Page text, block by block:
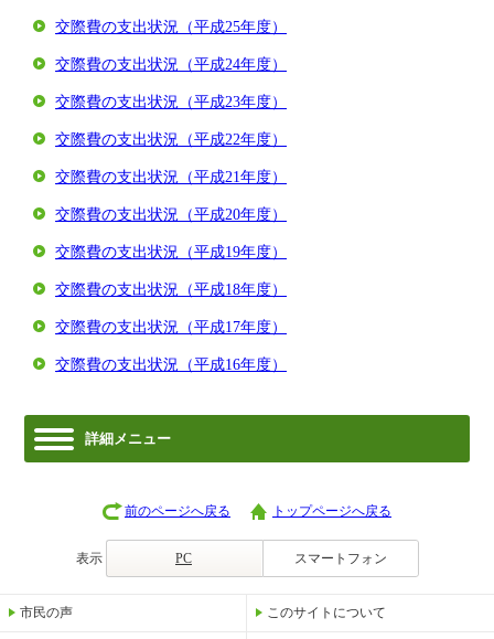
交際費の支出状況（平成25年度）
交際費の支出状況（平成24年度）
交際費の支出状況（平成23年度）
交際費の支出状況（平成22年度）
交際費の支出状況（平成21年度）
交際費の支出状況（平成20年度）
交際費の支出状況（平成19年度）
交際費の支出状況（平成18年度）
交際費の支出状況（平成17年度）
交際費の支出状況（平成16年度）
詳細メニュー
前のページへ戻る トップページへ戻る
表示 PC スマートフォン
市民の声 このサイトについて